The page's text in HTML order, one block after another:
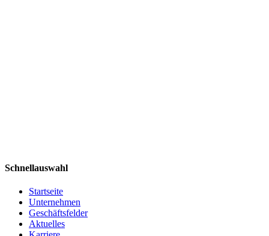
Schnellauswahl
Startseite
Unternehmen
Geschäftsfelder
Aktuelles